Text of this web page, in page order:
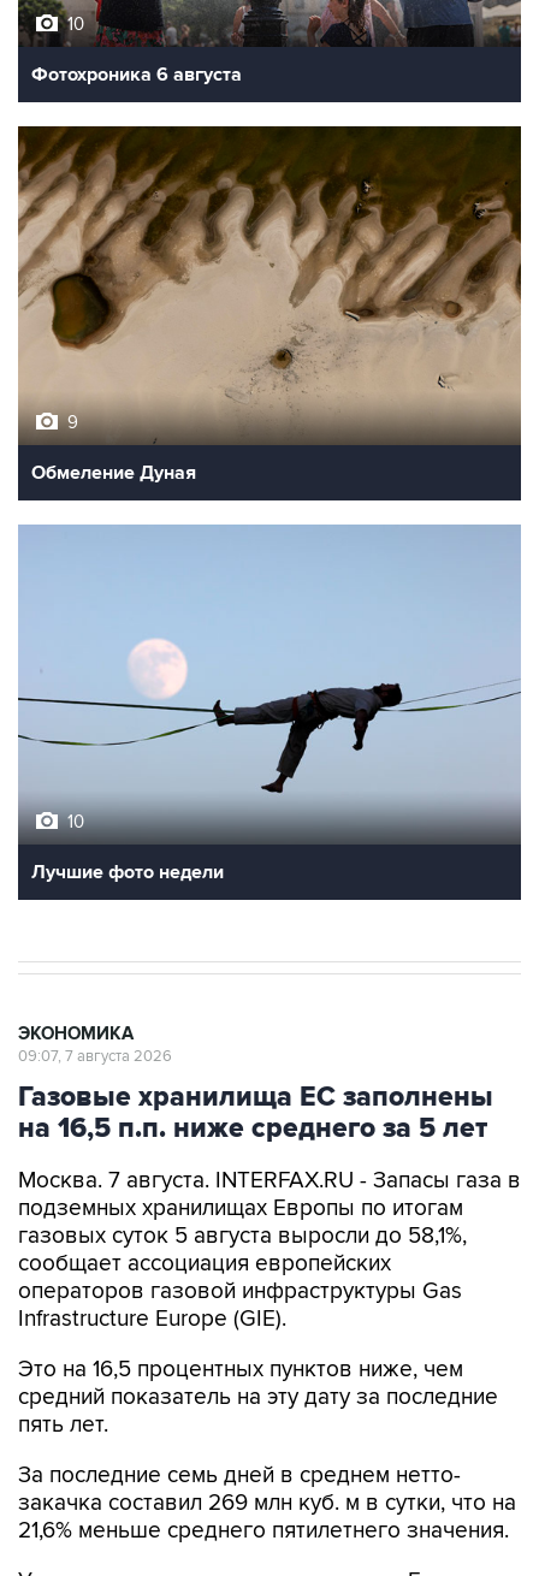
10
Фотохроника 6 августа
9
Обмеление Дуная
10
Лучшие фото недели
ЭКОНОМИКА
09:07, 7 августа 2026
Газовые хранилища ЕС заполнены
на 16,5 п.п. ниже среднего за 5 лет
Москва. 7 августа. INTERFAX.RU - Запасы газа в
подземных хранилищах Европы по итогам
газовых суток 5 августа выросли до 58,1%,
сообщает ассоциация европейских
операторов газовой инфраструктуры Gas
Infrastructure Europe (GIE).
Это на 16,5 процентных пунктов ниже, чем
средний показатель на эту дату за последние
пять лет.
За последние семь дней в среднем нетто-
закачка составил 269 млн куб. м в сутки, что на
21,6% меньше среднего пятилетнего значения.